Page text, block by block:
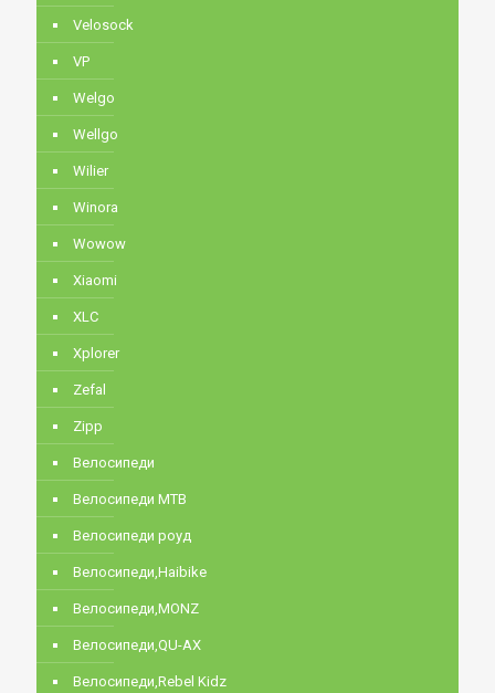
Velosock
VP
Welgo
Wellgo
Wilier
Winora
Wowow
Xiaomi
XLC
Xplorer
Zefal
Zipp
Велосипеди
Велосипеди MTB
Велосипеди роуд
Велосипеди,Haibike
Велосипеди,MONZ
Велосипеди,QU-AX
Велосипеди,Rebel Kidz